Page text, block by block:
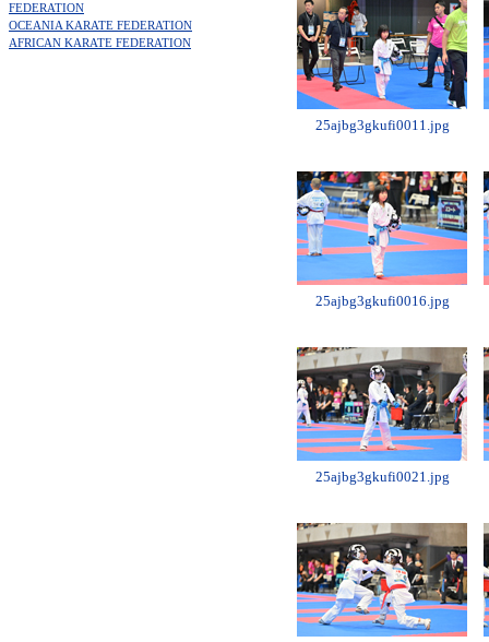
FEDERATION
OCEANIA KARATE FEDERATION
AFRICAN KARATE FEDERATION
25ajbg3gkufi0011.jpg
25ajbg3gkufi0016.jpg
25ajbg3gkufi0021.jpg